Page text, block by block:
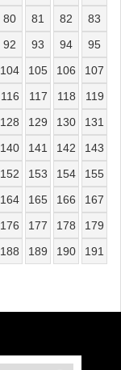
80 81 82
83
92 93 94
95
104 105 106
107
116 117 118
119
128 129 130
131
140 141 142
143
152 153 154
155
164 165 166
167
176 177 178
179
188 189 190
191